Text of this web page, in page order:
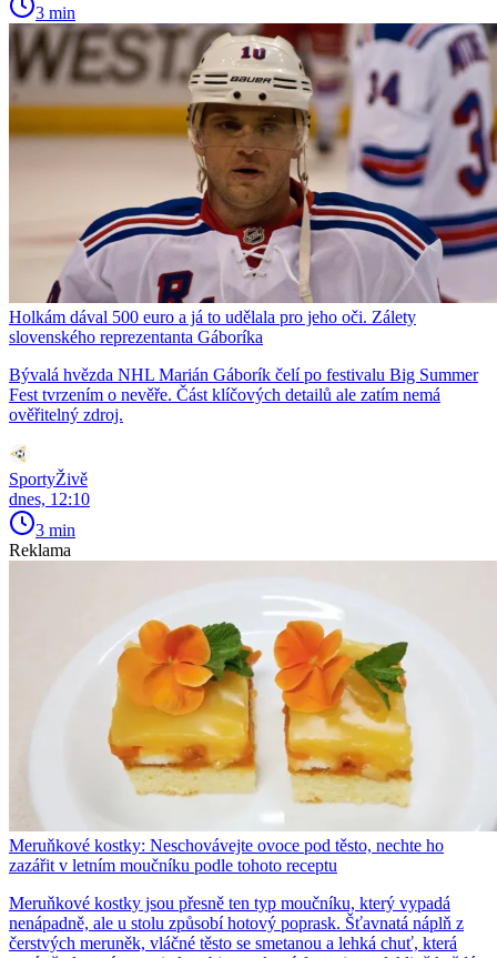
3 min
Holkám dával 500 euro a já to udělala pro jeho oči. Zálety
slovenského reprezentanta Gáboríka
Bývalá hvězda NHL Marián Gáborík čelí po festivalu Big Summer
Fest tvrzením o nevěře. Část klíčových detailů ale zatím nemá
ověřitelný zdroj.
SportyŽivě
dnes, 12:10
3 min
Reklama
Meruňkové kostky: Neschovávejte ovoce pod těsto, nechte ho
zazářit v letním moučníku podle tohoto receptu
Meruňkové kostky jsou přesně ten typ moučníku, který vypadá
nenápadně, ale u stolu způsobí hotový poprask. Šťavnatá náplň z
čerstvých meruněk, vláčné těsto se smetanou a lehká chuť, která